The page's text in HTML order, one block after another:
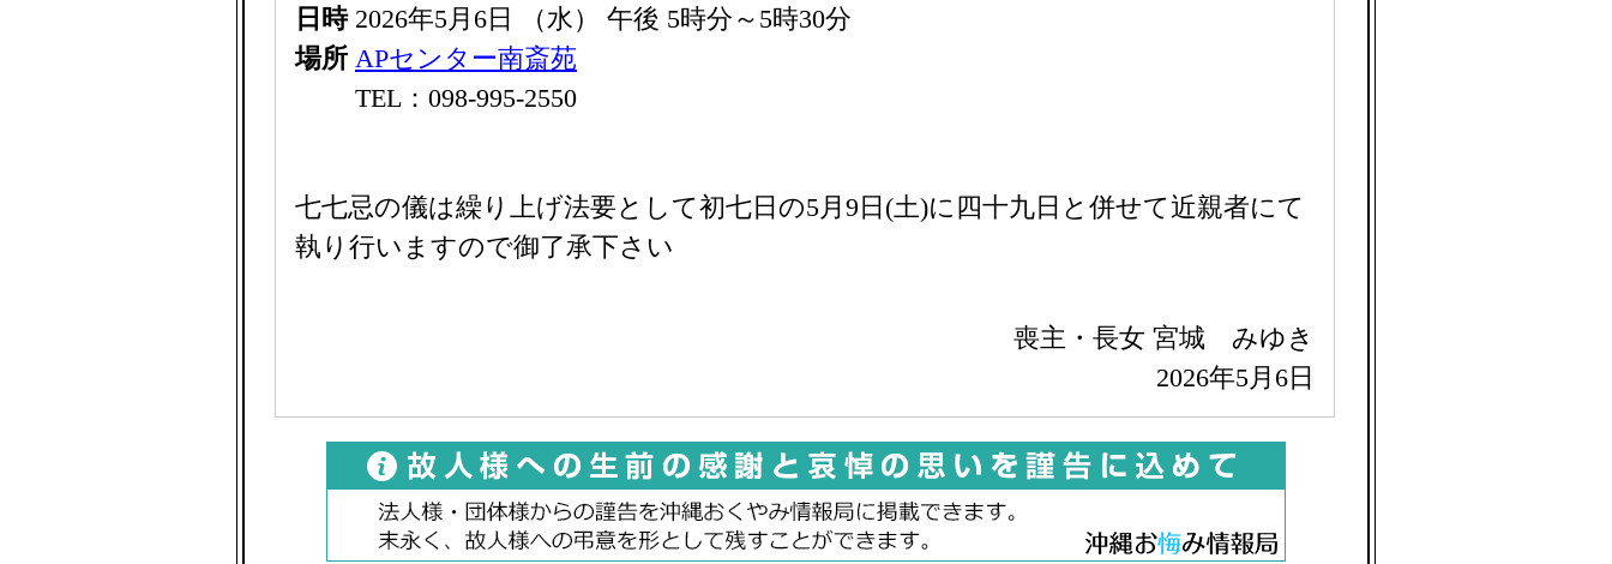
日時 2026年5月6日 （水） 午後 5時分～5時30分
場所 APセンター南斎苑
TEL：098-995-2550
七七忌の儀は繰り上げ法要として初七日の5月9日(土)に四十九日と併せて近親者にて
執り行いますので御了承下さい
喪主・長女 宮城 みゆき
2026年5月6日